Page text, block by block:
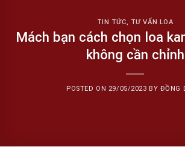
TIN TỨC, TƯ VẤN LOA
Mách bạn cách chọn loa
không cần chỉnh
POSTED ON 29/05/2023 BY ĐỒNG